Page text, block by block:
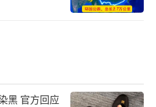
黑 官方回应